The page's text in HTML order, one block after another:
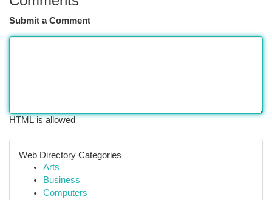
Submit a Comment
HTML is allowed
Web Directory Categories
Arts
Business
Computers